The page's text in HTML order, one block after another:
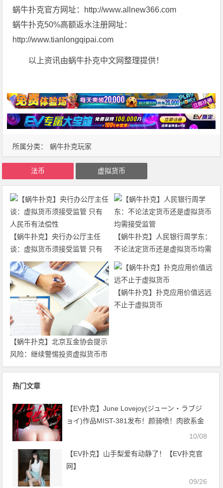
所属分类： 蜗牛扑克玩家
蜗牛扑克官方网址：http://www.allnew366.com
蜗牛扑克50%高额返水注册网址：
http://www.tianlongqipai.com
以上资讯由蜗牛扑克中文网整理提供！
法币 虚拟货币
【蜗牛扑克】央行办公厅主任
谈：虚拟货币须接受监管 只有
人民币有法偿性
【蜗牛扑克】人民银行周学东：
不论法定货币还是虚拟货币均需
接受监管
【蜗牛扑克】北京互金协会提示
风险：继续警惕投资虚拟货币市
场
【蜗牛扑克】扑克应用价值远远
不止于虚拟货币
热门文章
【EV扑克】June Lovejoy(ジューン・ラブジ
ョイ)作品MIST-381发布！颜骑喷！肉欲系金
发洋妞「巨尻压制」太残暴不断挑战你的感官
10/08
【EV扑克】山手梨爱有动静了！【EV扑克官
网】
09/26